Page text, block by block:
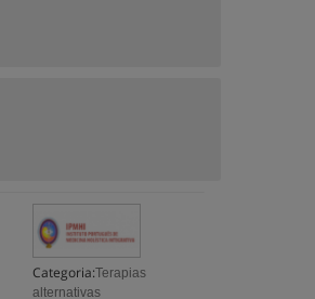
Categoria:Terapias
alternativas